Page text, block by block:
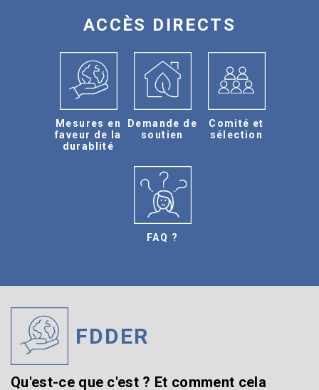
ACCÈS DIRECTS
Mesures en
faveur de la
durablité
Demande de
soutien
Comité et
sélection
FAQ ?
FDDER
Qu'est-ce que c'est ? Et comment cela